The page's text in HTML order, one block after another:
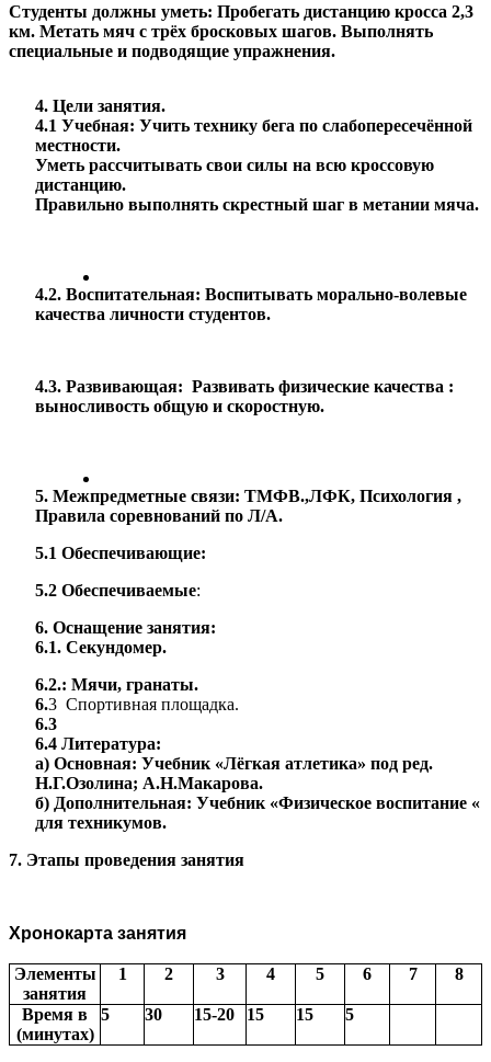
Студенты должны уметь: Пробегать дистанцию кросса 2,3
км. Метать мяч с трёх бросковых шагов. Выполнять
специальные и подводящие упражнения.
4. Цели занятия.
4.1 Учебная: Учить технику бега по слабопересечённой
местности.
Уметь рассчитывать свои силы на всю кроссовую
дистанцию.
Правильно выполнять скрестный шаг в метании мяча.
4.2. Воспитательная: Воспитывать морально-волевые
качества личности студентов.
4.3. Развивающая: Развивать физические качества :
выносливость общую и скоростную.
5. Межпредметные связи: ТМФВ.,ЛФК, Психология ,
Правила соревнований по Л/А.
5.1 Обеспечивающие:
5.2 Обеспечиваемые:
6. Оснащение занятия:
6.1. Секундомер.
6.2.: Мячи, гранаты.
6.3 Спортивная площадка.
6.3
6.4 Литература:
а) Основная: Учебник «Лёгкая атлетика» под ред.
Н.Г.Озолина; А.Н.Макарова.
б) Дополнительная: Учебник «Физическое воспитание «
для техникумов.
7. Этапы проведения занятия
Хронокарта занятия
Элементы
занятия
1 2 3 4 5 6 7 8
Время в
(минутах)
5 30 15-20 15 15 5